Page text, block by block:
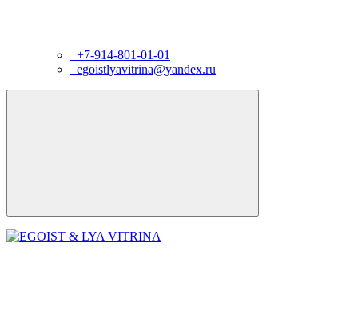
+7-914-801-01-01
egoistlyavitrina@yandex.ru